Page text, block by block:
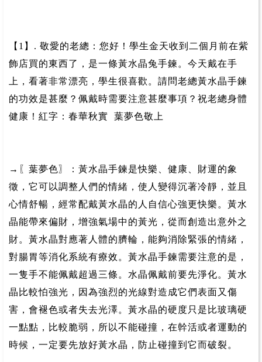
【1】. 敬愛的老總：您好！學生金天收到二個月前在紫
飾店買的東西了，是一條黃水晶兔手鍊。今天戴在手
上，看著非常漂亮，學生很喜歡。請問老總黃水晶手鍊
的功效是甚麼？佩戴時需要注意甚麼事項？祝老總身體
健康！紅字：春華秋實 葉夢色敬上
→〖葉夢色〗：黃水晶手鍊是快樂、健康、財運的象
徵，它可以調整人們的情緒，使人變得沉著冷靜，並且
心情舒暢，經常配戴黃水晶的人自信心強更快樂。黃水
晶能帶來偏財，增強氣場中的黃光，從而創造出意外之
財。黃水晶對應著人體的臍輪，能夠消除緊張的情緒，
對腸胃等消化系統有療效。黃水晶手鍊需要注意的是，
一隻手不能佩戴超過三條。水晶佩戴前要先淨化。黃水
晶比較怕強光，因為強烈的光線對造成它們表面又傷
害，會褪色或者失去光澤。黃水晶的硬度只是比玻璃硬
一點點，比較脆弱，所以不能碰撞，在幹活或者運動的
時候，一定要先放好黃水晶，防止碰撞到它而破裂。